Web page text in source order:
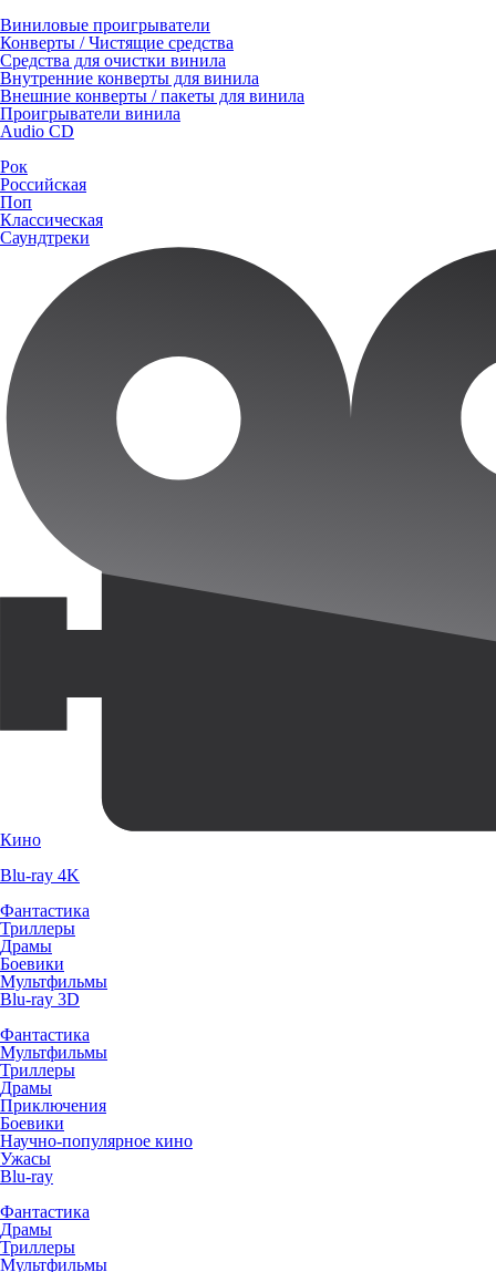
Виниловые проигрыватели
Конверты / Чистящие средства
Средства для очистки винила
Внутренние конверты для винила
Внешние конверты / пакеты для винила
Проигрыватели винила
Audio CD
Рок
Российская
Поп
Классическая
Саундтреки
Кино
Blu-ray 4K
Фантастика
Триллеры
Драмы
Боевики
Мультфильмы
Blu-ray 3D
Фантастика
Мультфильмы
Триллеры
Драмы
Приключения
Боевики
Научно-популярное кино
Ужасы
Blu-ray
Фантастика
Драмы
Триллеры
Мультфильмы